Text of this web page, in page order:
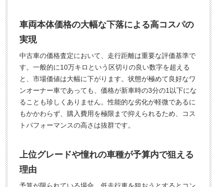
車両本体価格の大幅な下落による高コスパの
実現
中古車の価格査定において、走行距離は重要な評価基準で
す。一般的に10万キロという区切りの良い数字を超える
と、市場価値は大幅に下がります。状態が極めて良好なワ
ンオーナー車であっても、価格が新車時の3分の1以下にな
ることも珍しくありません。性能的な劣化が軽微であるに
もかかわらず、購入費用を極限まで抑えられるため、コス
トパフォーマンスの高さは抜群です。
上位グレードや憧れの車種が予算内で狙える
理由